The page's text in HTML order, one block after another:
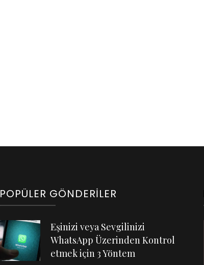
POPÜLER GÖNDERILER
Eşinizi veya Sevgilinizi
WhatsApp Üzerinden Kontrol
etmek için 3 Yöntem